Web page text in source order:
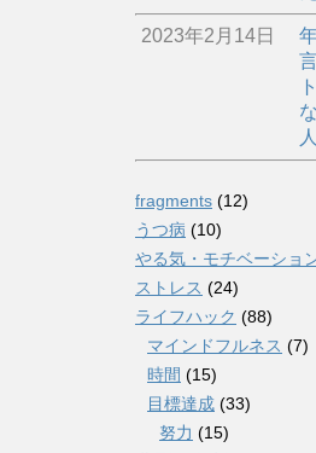
2023年2月14日
fragments (12)
うつ病 (10)
やる気・モチベーショ
ストレス (24)
ライフハック (88)
マインドフルネス (7)
時間 (15)
目標達成 (33)
努力 (15)